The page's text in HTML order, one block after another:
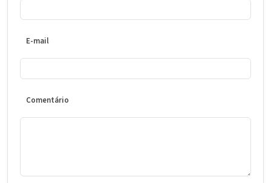
E-mail
Comentário